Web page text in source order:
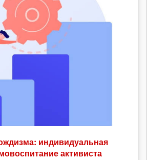
индивидуальная
активиста